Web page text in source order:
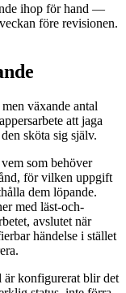
ihop för hand —
före revisionen.
växande antal
att jaga
sköta sig själv.
som behöver
för vilken uppgift
dem löpande.
med läst-och-
avslutet när
händelse i stället
är konfigurerat blir det